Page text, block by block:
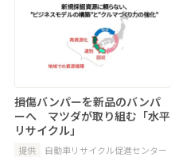
損傷バンパーを新品のバンパ
ーへ マツダが取り組む「水平
リサイクル」
提供 自動車リサイクル促進センター